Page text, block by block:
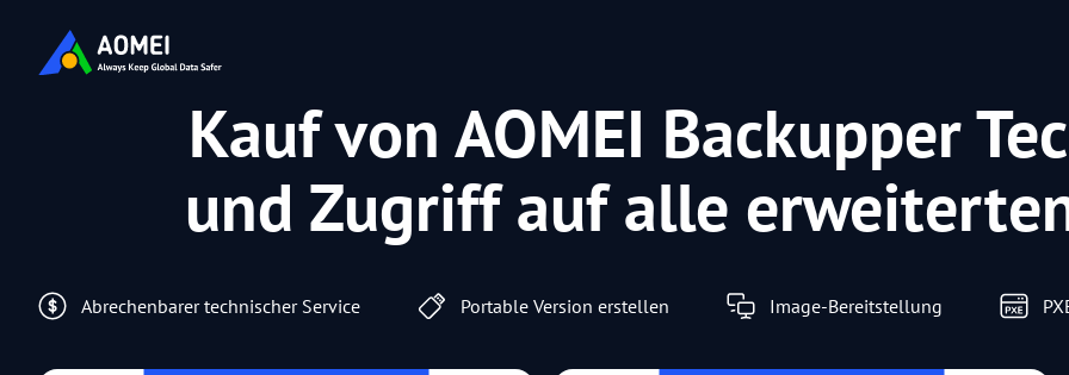
Kauf von AOMEI Backupper
und Zugriff auf alle
Abrechenbarer technischer Service Portable Version erstellen Image-Bereitstellung